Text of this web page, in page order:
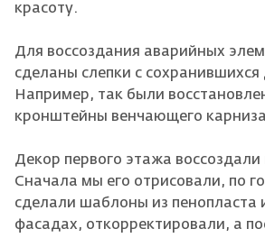
красоту.
Для воссоздания аварийных
сделаны слепки с сохранившихся
Например, так были
кронштейны венчающего
Декор первого этажа
Сначала мы его отрисовали, по
сделали шаблоны из пенопласта
фасадах, откорректировали, а